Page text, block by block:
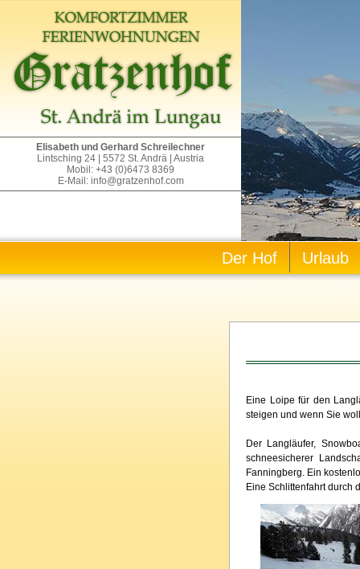
Elisabeth und Gerhard Schreilechner
Lintsching 24 | 5572 St. Andrä | Austria
Mobil: +43 (0)6473 8369
E-Mail: info@gratzenhof.com
Der Hof Urlaub
Eine Loipe für den
steigen und wenn Sie
Der Langläufer,
schneesicherer
Fanningberg. Ein
Eine Schlittenfahrt durch